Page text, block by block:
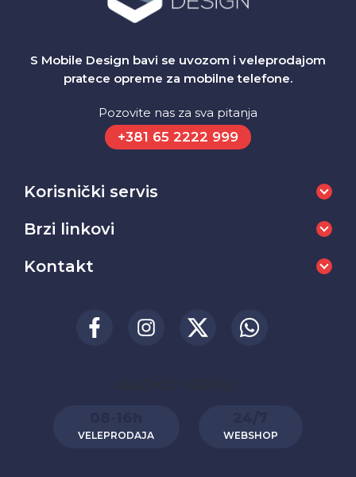
S Mobile Design bavi se uvozom i veleprodajom
pratece opreme za mobilne telefone.
Pozovite nas za sva pitanja
+381 65 2222 999
Korisnički servis
Brzi linkovi
Kontakt
RADNO VREME:
VELEPRODAJA WEBSHOP